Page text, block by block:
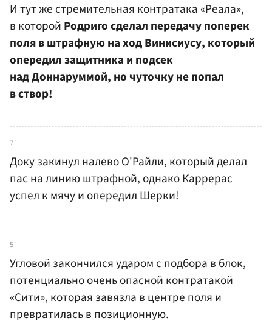
И тут же стремительная контратака «Реала»,
в которой Родриго сделал передачу поперек
поля в штрафную на ход Винисиусу, который
опередил защитника и подсек
над Доннаруммой, но чуточку не попал
в створ!
7'
Доку закинул налево О'Райли, который делал
пас на линию штрафной, однако Каррерас
успел к мячу и опередил Шерки!
5'
Угловой закончился ударом с подбора в блок,
потенциально очень опасной контратакой
«Сити», которая завязла в центре поля и
превратилась в позиционную.